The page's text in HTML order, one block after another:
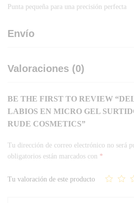
Punta pequeña para una precisión perfecta
Envío
Valoraciones (0)
BE THE FIRST TO REVIEW
LABIOS EN MICRO GEL
RUDE COSMETICS”
Tu dirección de correo electrónico no será
obligatorios están marcados con *
Tu valoración de este producto